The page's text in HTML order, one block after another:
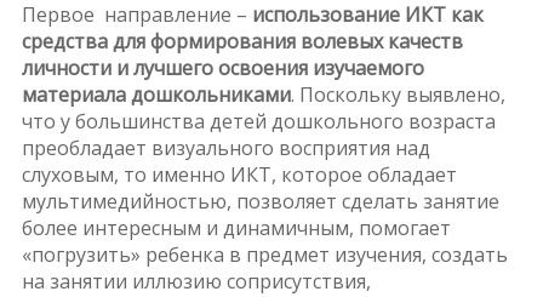
Первое направление – использование ИКТ как
средства для формирования волевых качеств
личности и лучшего освоения изучаемого
материала дошкольниками. Поскольку выявлено,
что у большинства детей дошкольного возраста
преобладает визуального восприятия над
слуховым, то именно ИКТ, которое обладает
мультимедийностью, позволяет сделать занятие
более интересным и динамичным, помогает
«погрузить» ребенка в предмет изучения, создать
на занятии иллюзию соприсутствия,